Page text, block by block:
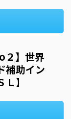
２】世界
補助イン
】